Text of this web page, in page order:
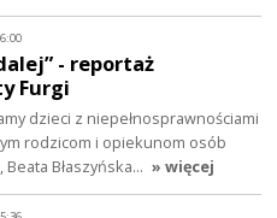
- reportaż
Furgi
dzieci z niepełnosprawnościami
rodzicom i opiekunom osób
Błaszyńska… » więcej